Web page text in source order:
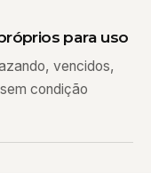
para uso
vencidos,
condição